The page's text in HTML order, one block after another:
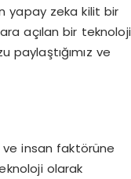
yapay zeka kilit bir
açılan bir teknoloji
paylaştığımız ve
ve insan faktörüne
olarak